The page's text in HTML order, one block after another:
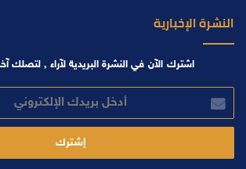
النشرة الإخبارية
اشترك الآن في النشرة البريدية لآراء , لتصلك آخر
بريدك
الإلكتروني